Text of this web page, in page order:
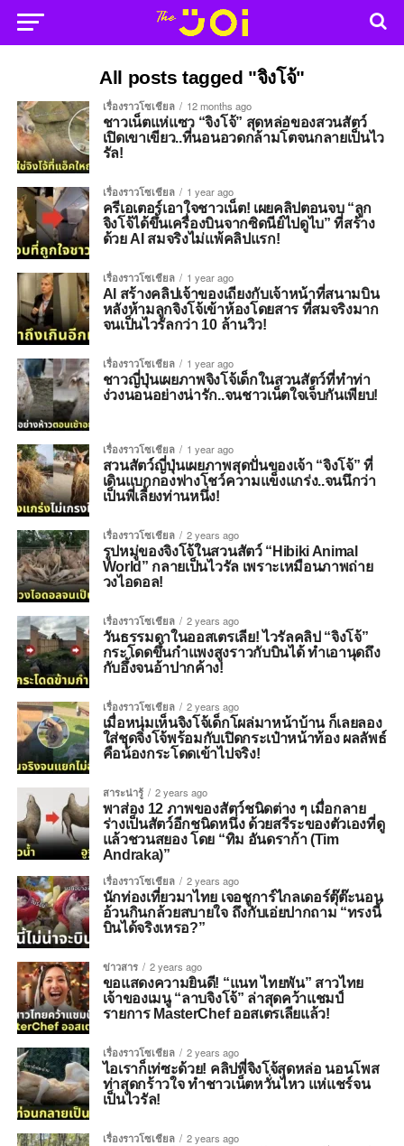
All posts tagged "จิงโจ้"
เรื่องราวโซเชียล 12 months ago
ชาวเน็ตแห่แซว “จิงโจ้” สุดหล่อของสวนสัตว์
เปิดเขาเขียว..ที่นอนอวดกล้ามโตจนกลายเป็นไว
รัล!
เรื่องราวโซเชียล 1 year ago
ครีเอเตอร์เอาใจชาวเน็ต! เผยคลิปตอนจบ “ลูก
จิงโจ้ได้ขึ้นเครื่องบินจากซิดนีย์ไปดูไบ” ที่สร้าง
ด้วย AI สมจริงไม่แพ้คลิปแรก!
เรื่องราวโซเชียล 1 year ago
AI สร้างคลิปเจ้าของเถียงกับเจ้าหน้าที่สนามบิน
หลังห้ามลูกจิงโจ้เข้าห้องโดยสาร ที่สมจริงมาก
จนเป็นไวรัลกว่า 10 ล้านวิว!
เรื่องราวโซเชียล 1 year ago
ชาวญี่ปุ่นเผยภาพจิงโจ้เด็กในสวนสัตว์ที่ทำท่า
ง่วงนอนอย่างน่ารัก..จนชาวเน็ตใจเจ็บกันเพียบ!
เรื่องราวโซเชียล 1 year ago
สวนสัตว์ญี่ปุ่นเผยภาพสุดปั่นของเจ้า “จิงโจ้” ที่
เดินแบกกองฟางโชว์ความแข็งแกร่ง..จนนึกว่า
เป็นพี่เลี้ยงท่านหนึ่ง!
เรื่องราวโซเชียล 2 years ago
รูปหมู่ของจิงโจ้ในสวนสัตว์ “Hibiki Animal
World” กลายเป็นไวรัล เพราะเหมือนภาพถ่าย
วงไอดอล!
เรื่องราวโซเชียล 2 years ago
วันธรรมดาในออสเตรเลีย! ไวรัลคลิป “จิงโจ้”
กระโดดขึ้นกำแพงสูงราวกับบินได้ ทำเอานุดถึง
กับอึ้งจนอ้าปากค้าง!
เรื่องราวโซเชียล 2 years ago
เมื่อหนุ่มเห็นจิงโจ้เด็กโผล่มาหน้าบ้าน ก็เลยลอง
ใส่ชุดจิงโจ้พร้อมกับเปิดกระเป๋าหน้าท้อง ผลลัพธ์
คือน้องกระโดดเข้าไปจริง!
สาระน่ารู้ 2 years ago
พาส่อง 12 ภาพของสัตว์ชนิดต่าง ๆ เมื่อกลาย
ร่างเป็นสัตว์อีกชนิดหนึ่ง ด้วยสรีระของตัวเองที่ดู
แล้วชวนสยอง โดย “ทิม อันดราก้า (Tim
Andraka)”
เรื่องราวโซเชียล 2 years ago
นักท่องเที่ยวมาไทย เจอชูการ์ไกลเดอร์ตุ๊ต๊ะนอน
อ้วนกินกล้วยสบายใจ ถึงกับเอ่ยปากถาม “ทรงนี้
บินได้จริงเหรอ?”
ข่าวสาร 2 years ago
ขอแสดงความยินดี! “แนท ไทยพัน” สาวไทย
เจ้าของเมนู “ลาบจิงโจ้” ล่าสุดคว้าแชมป์
รายการ MasterChef ออสเตรเลียแล้ว!
เรื่องราวโซเชียล 2 years ago
ไอเราก็เท่ซะด้วย! คลิปพี่จิงโจ้สุดหล่อ นอนโพส
ท่าสุดกร้าวใจ ทำชาวเน็ตหวั่นไหว แห่แชร์จน
เป็นไวรัล!
เรื่องราวโซเชียล 2 years ago